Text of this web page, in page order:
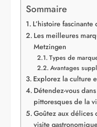
Sommaire
L’histoire
Les meilleures
Metzingen
Types de
Avantages
Explorez la culture
Détendez-vous
pittoresques de la
Goûtez aux délices
visite